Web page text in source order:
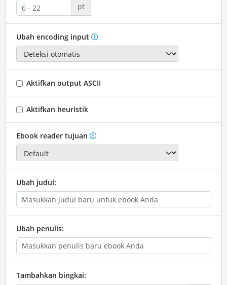
pt
Ubah encoding input
Aktifkan output ASCII
Aktifkan heuristik
Ebook reader tujuan
Ubah judul:
Ubah penulis:
Tambahkan bingkai: